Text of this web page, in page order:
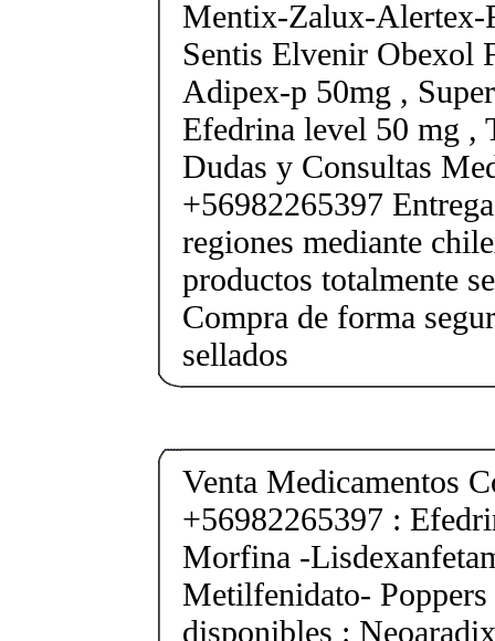
Mentix-Zalux-Alertex-
Sentis Elvenir Obexol
Adipex-p 50mg ,
Efedrina level 50 mg ,
Dudas y Consultas
+56982265397
regiones mediante
productos totalmente
Compra de forma
sellados
Venta Medicamentos
+56982265397 :
Morfina -
Metilfenidato-
disponibles :